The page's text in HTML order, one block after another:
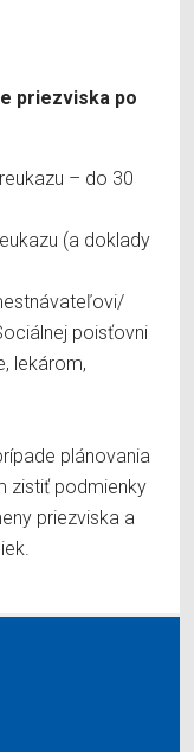
priezviska po
– do 30
(a doklady
poisťovni
lekárom,
plánovania
zistiť podmienky
priezviska a